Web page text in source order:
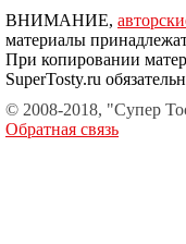
ВНИМАНИЕ,
материалы
При копировании
SuperTosty.ru
© 2008-2018, "Супер
Обратная связь